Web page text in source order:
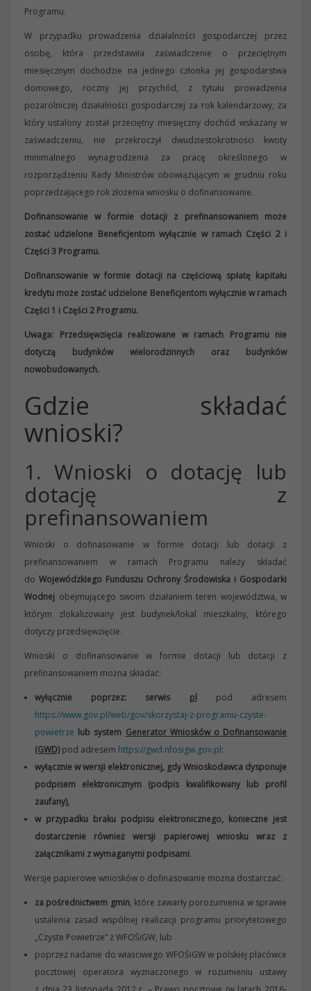
Programu.
W przypadku prowadzenia działalności gospodarczej przez
osobę, która przedstawiła zaświadczenie o przeciętnym
miesięcznym dochodzie na jednego członka jej gospodarstwa
domowego, roczny jej przychód, z tytułu prowadzenia
pozarolniczej działalności gospodarczej za rok kalendarzowy, za
który ustalony został przeciętny miesięczny dochód wskazany w
zaświadczeniu, nie przekroczył dwudziestokrotności kwoty
minimalnego wynagrodzenia za pracę określonego w
rozporządzeniu Rady Ministrów obowiązującym w grudniu roku
poprzedzającego rok złożenia wniosku o dofinansowanie.
Dofinansowanie w formie dotacji z prefinansowaniem może
zostać udzielone Beneficjentom wyłącznie w ramach Części 2 i
Części 3 Programu.
Dofinansowanie w formie dotacji na częściową spłatę kapitału
kredytu może zostać udzielone Beneficjentom wyłącznie w ramach
Części 1 i Części 2 Programu.
Uwaga: Przedsięwzięcia realizowane w ramach Programu nie
dotyczą budynków wielorodzinnych oraz budynków
nowobudowanych.
Gdzie składać
wnioski?
1. Wnioski o dotację lub
dotację z
prefinansowaniem
Wnioski o dofinasowanie w formie dotacji lub dotacji z
prefinansowaniem w ramach Programu należy składać
do Wojewódzkiego Funduszu Ochrony Środowiska i Gospodarki
Wodnej obejmującego swoim działaniem teren województwa, w
którym zlokalizowany jest budynek/lokal mieszkalny, którego
dotyczy przedsięwzięcie.
Wnioski o dofinansowanie w formie dotacji lub dotacji z
prefinansowaniem można składać:
wyłącznie poprzez: serwis pl
pod adresem
https://www.gov.pl/web/gov/skorzystaj-z-programu-czyste-
powietrze lub system Generator Wniosków o Dofinansowanie
(GWD)pod adresem https://gwd.nfosigw.gov.pl:
wyłącznie w wersji elektronicznej, gdy Wnioskodawca dysponuje
podpisem elektronicznym (podpis kwalifikowany lub profil
zaufany),
w przypadku braku podpisu elektronicznego, konieczne jest
dostarczenie również wersji papierowej wniosku wraz z
załącznikami z wymaganymi podpisami.
Wersje papierowe wniosków o dofinasowanie można dostarczać:
za pośrednictwem gmin, które zawarły porozumienia w sprawie
ustalenia zasad wspólnej realizacji programu priorytetowego
„Czyste Powietrze” z WFOŚiGW, lub
poprzez nadanie do właściwego WFOŚiGW w polskiej placówce
pocztowej operatora wyznaczonego w rozumieniu ustawy